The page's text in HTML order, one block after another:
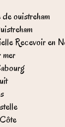
ouistreham
Recevoir en